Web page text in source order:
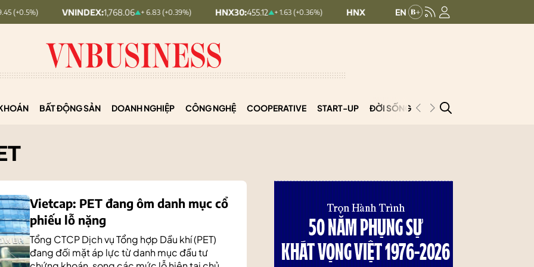
VNINDEX: 1,768.06 + 6.83 (+0.39%) HNX30: 455.12 + 1.63 (+0.36%) HNXINDEX: 293.44 + 0.25 (+0.09%)
BẤT ĐỘNG SẢN DOANH NGHIỆP CÔNG NGHỆ COOPERATIVE START-UP ĐỜI SỐNG PODCAST
Vietcap: PET đang ôm danh mục cổ
phiếu lỗ nặng
Tổng CTCP Dịch vụ Tổng hợp Dầu khí (PET)
đang đối mặt áp lực từ danh mục đầu tư